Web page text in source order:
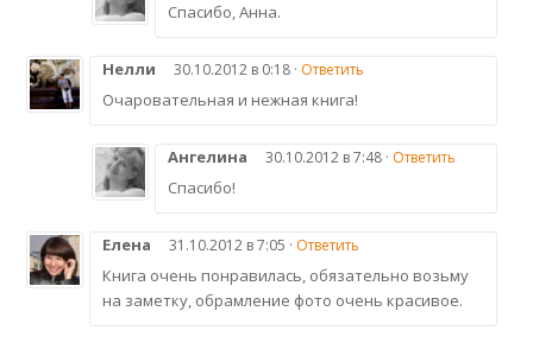
Спасибо, Анна.
Нелли 30.10.2012 в 0:18 · Ответить
Очаровательная и нежная книга!
Ангелина 30.10.2012 в 7:48 · Ответить
Спасибо!
Елена 31.10.2012 в 7:05 · Ответить
Книга очень понравилась, обязательно возьму
на заметку, обрамление фото очень красивое.